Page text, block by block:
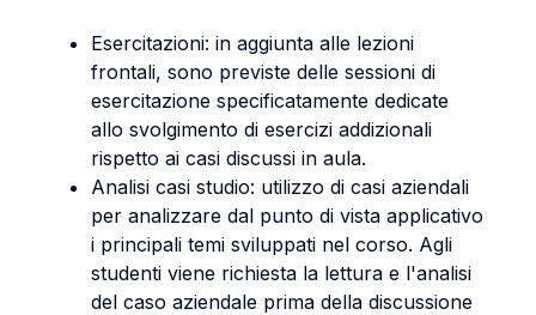
Esercitazioni: in aggiunta alle lezioni
frontali, sono previste delle sessioni di
esercitazione specificatamente dedicate
allo svolgimento di esercizi addizionali
rispetto ai casi discussi in aula.
Analisi casi studio: utilizzo di casi aziendali
per analizzare dal punto di vista applicativo
i principali temi sviluppati nel corso. Agli
studenti viene richiesta la lettura e l'analisi
del caso aziendale prima della discussione